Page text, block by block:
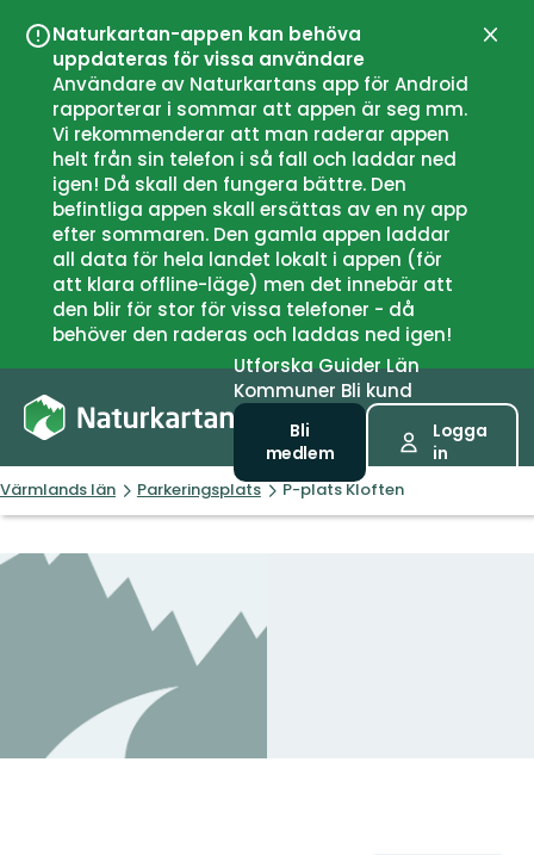
Naturkartan-appen kan behöva
uppdateras för vissa användare
Användare av Naturkartans app för Android
rapporterar i sommar att appen är seg mm.
Vi rekommenderar att man raderar appen
helt från sin telefon i så fall och laddar ned
igen! Då skall den fungera bättre. Den
befintliga appen skall ersättas av en ny app
efter sommaren. Den gamla appen laddar
all data för hela landet lokalt i appen (för
att klara offline-läge) men det innebär att
den blir för stor för vissa telefoner - då
behöver den raderas och laddas ned igen!
UtforskaGuiderLän
Kommuner Bli kund
Bli
medlem
Logga
in
Värmlands län Parkeringsplats P-plats Kloften